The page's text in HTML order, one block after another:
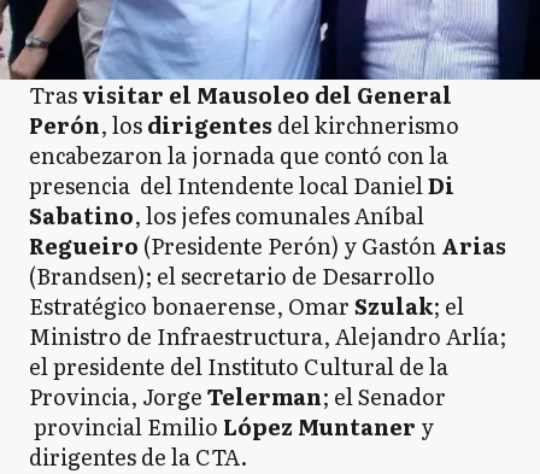
Trasvisitar el Mausoleo del General
Perón, losdirigentes del kirchnerismo
encabezaron la jornada que contó con la
presencia del Intendente local DanielDi
Sabatino, los jefes comunales Aníbal
Regueiro (Presidente Perón) y GastónArias
(Brandsen); el secretario de Desarrollo
Estratégico bonaerense, OmarSzulak; el
Ministro de Infraestructura, Alejandro Arlía;
el presidente del Instituto Cultural de la
Provincia, JorgeTelerman; el Senador
provincial Emilio López Muntaner y
dirigentes de la CTA.